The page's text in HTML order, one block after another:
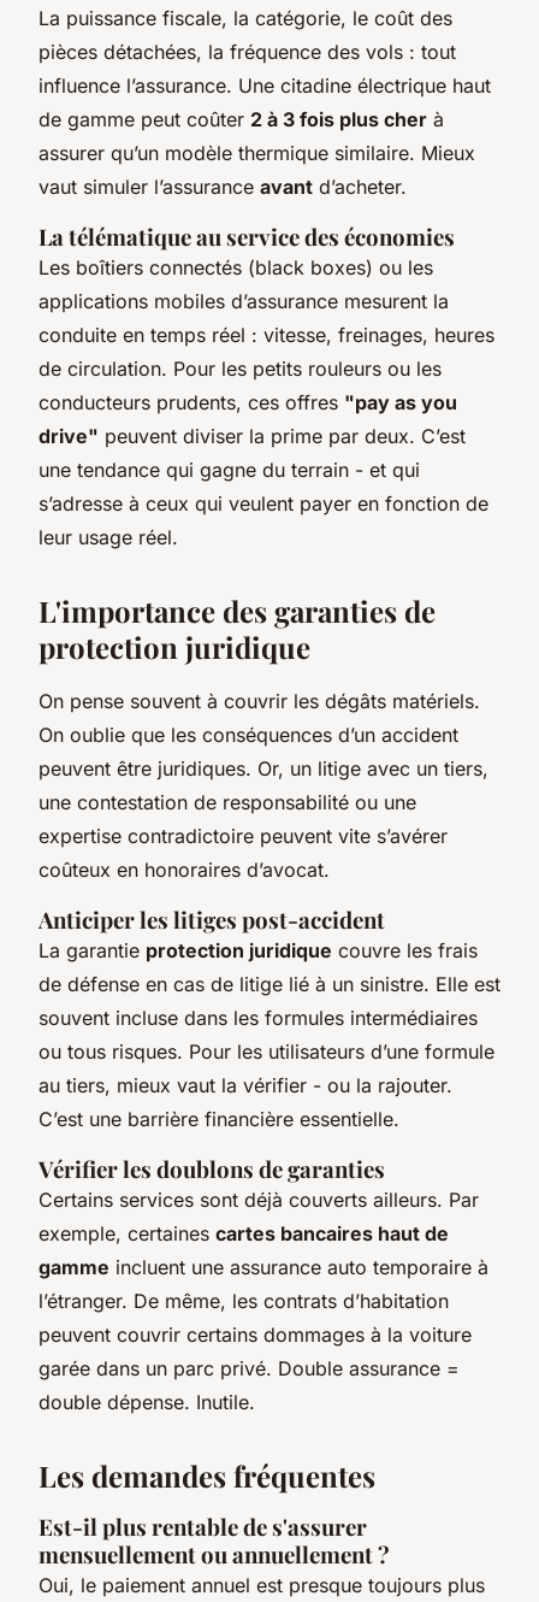
La puissance fiscale, la catégorie, le coût des
pièces détachées, la fréquence des vols : tout
influence l’assurance. Une citadine électrique haut
de gamme peut coûter 2 à 3 fois plus cher à
assurer qu’un modèle thermique similaire. Mieux
vaut simuler l’assurance avant d’acheter.
La télématique au service des économies
Les boîtiers connectés (black boxes) ou les
applications mobiles d’assurance mesurent la
conduite en temps réel : vitesse, freinages, heures
de circulation. Pour les petits rouleurs ou les
conducteurs prudents, ces offres "pay as you
drive" peuvent diviser la prime par deux. C’est
une tendance qui gagne du terrain - et qui
s’adresse à ceux qui veulent payer en fonction de
leur usage réel.
L'importance des garanties de
protection juridique
On pense souvent à couvrir les dégâts matériels.
On oublie que les conséquences d’un accident
peuvent être juridiques. Or, un litige avec un tiers,
une contestation de responsabilité ou une
expertise contradictoire peuvent vite s’avérer
coûteux en honoraires d’avocat.
Anticiper les litiges post-accident
La garantie protection juridique couvre les frais
de défense en cas de litige lié à un sinistre. Elle est
souvent incluse dans les formules intermédiaires
ou tous risques. Pour les utilisateurs d’une formule
au tiers, mieux vaut la vérifier - ou la rajouter.
C’est une barrière financière essentielle.
Vérifier les doublons de garanties
Certains services sont déjà couverts ailleurs. Par
exemple, certaines cartes bancaires haut de
gamme incluent une assurance auto temporaire à
l’étranger. De même, les contrats d’habitation
peuvent couvrir certains dommages à la voiture
garée dans un parc privé. Double assurance =
double dépense. Inutile.
Les demandes fréquentes
Est-il plus rentable de s'assurer
mensuellement ou annuellement ?
Oui, le paiement annuel est presque toujours plus